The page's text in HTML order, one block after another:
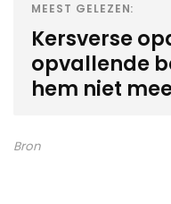
MEEST GELEZEN:
Kersverse
opvallende
hem niet
Bron